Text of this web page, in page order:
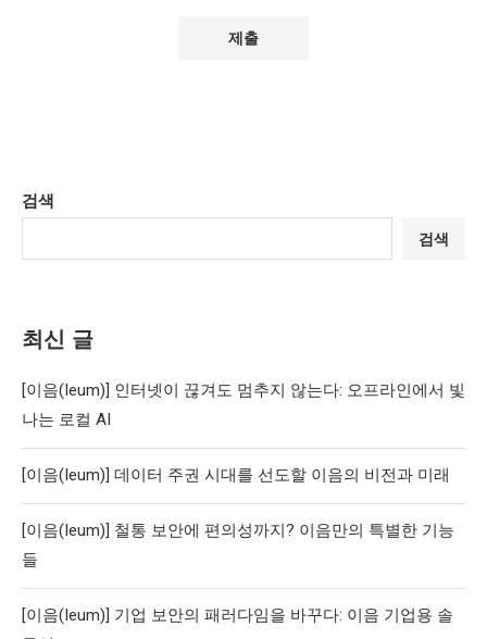
검색
검색
최신 글
[이음(Ieum)] 인터넷이 끊겨도 멈추지 않는다: 오프라인에서 빛
나는 로컬 AI
[이음(Ieum)] 데이터 주권 시대를 선도할 이음의 비전과 미래
[이음(Ieum)] 철통 보안에 편의성까지? 이음만의 특별한 기능
들
[이음(Ieum)] 기업 보안의 패러다임을 바꾸다: 이음 기업용 솔